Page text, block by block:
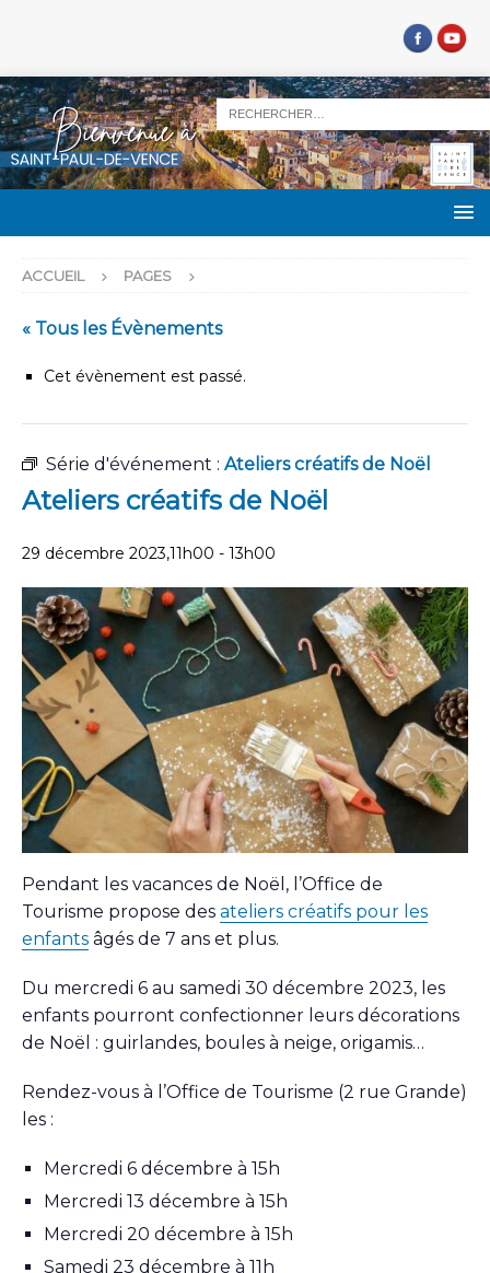
ACCUEIL PAGES
« Tous les Évènements
Cet évènement est passé.
Série d'événement : Ateliers créatifs de Noël
Ateliers créatifs de Noël
29 décembre 2023,11h00 - 13h00
Pendant les vacances de Noël, l’Office de
Tourisme propose des ateliers créatifs pour les
enfants âgés de 7 ans et plus.
Du mercredi 6 au samedi 30 décembre 2023, les
enfants pourront confectionner leurs décorations
de Noël : guirlandes, boules à neige, origamis…
Rendez-vous à l’Office de Tourisme (2 rue Grande)
les :
Mercredi 6 décembre à 15h
Mercredi 13 décembre à 15h
Mercredi 20 décembre à 15h
Samedi 23 décembre à 11h